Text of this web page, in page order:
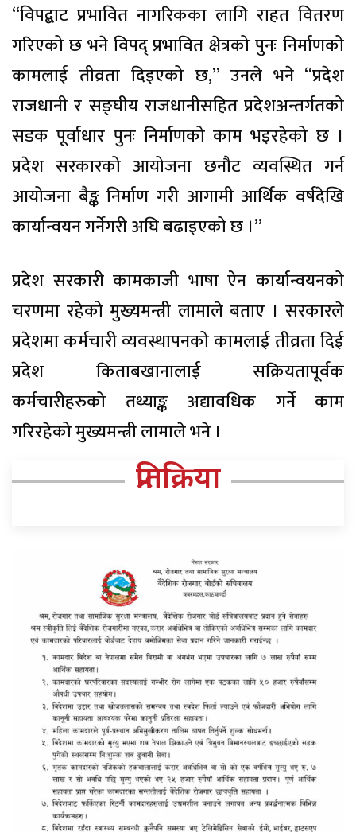
“विपद्बाट प्रभावित नागरिकका लागि राहत वितरण
गरिएको छ भने विपद् प्रभावित क्षेत्रको पुनः निर्माणको
कामलाई तीव्रता दिइएको छ,” उनले भने “प्रदेश
राजधानी र सङ्घीय राजधानीसहित प्रदेशअन्तर्गतको
सडक पूर्वाधार पुनः निर्माणको काम भइरहेको छ ।
प्रदेश सरकारको आयोजना छनौट व्यवस्थित गर्न
आयोजना बैङ्क निर्माण गरी आगामी आर्थिक वर्षदेखि
कार्यान्वयन गर्नेगरी अघि बढाइएको छ ।”
प्रदेश सरकारी कामकाजी भाषा ऐन कार्यान्वयनको
चरणमा रहेको मुख्यमन्त्री लामाले बताए । सरकारले
प्रदेशमा कर्मचारी व्यवस्थापनको कामलाई तीव्रता दिई
प्रदेश किताबखानालाई सक्रियतापूर्वक
कर्मचारीहरुको तथ्याङ्क अद्यावधिक गर्ने काम
गरिरहेको मुख्यमन्त्री लामाले भने ।
प्रतिक्रिया